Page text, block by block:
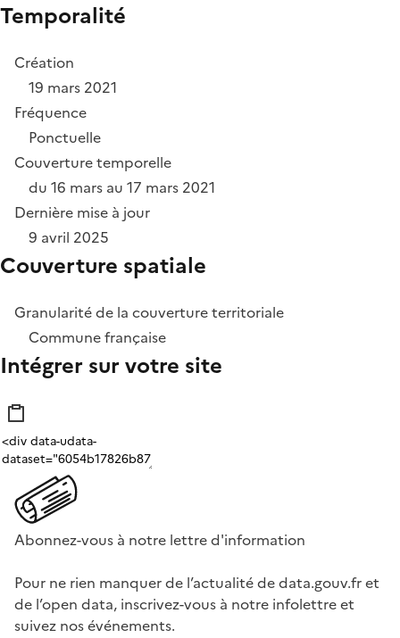
Temporalité
Création
19 mars 2021
Fréquence
Ponctuelle
Couverture temporelle
du 16 mars au 17 mars 2021
Dernière mise à jour
9 avril 2025
Couverture spatiale
Granularité de la couverture territoriale
Commune française
Intégrer sur votre site
Abonnez-vous à notre lettre d'information
Pour ne rien manquer de l’actualité de data.gouv.fr et
de l’open data, inscrivez-vous à notre infolettre et
suivez nos événements.